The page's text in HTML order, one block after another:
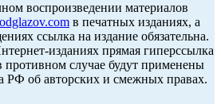
воспроизведении материалов
в печатных изданиях, а
ссылка на издание обязательна.
изданиях прямая гиперссылка
противном случае будут применены
РФ об авторских и смежных правах.